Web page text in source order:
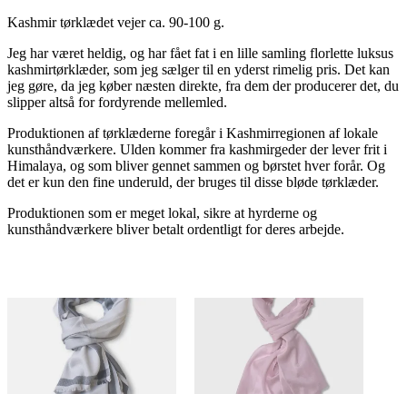
Kashmir tørklædet vejer ca. 90-100 g.
Jeg har været heldig, og har fået fat i en lille samling florlette luksus
kashmirtørklæder, som jeg sælger til en yderst rimelig pris. Det kan
jeg gøre, da jeg køber næsten direkte, fra dem der producerer det, du
slipper altså for fordyrende mellemled.
Produktionen af tørklæderne foregår i Kashmirregionen af lokale
kunsthåndværkere. Ulden kommer fra kashmirgeder der lever frit i
Himalaya, og som bliver gennet sammen og børstet hver forår. Og
det er kun den fine underuld, der bruges til disse bløde tørklæder.
Produktionen som er meget lokal, sikre at hyrderne og
kunsthåndværkere bliver betalt ordentligt for deres arbejde.